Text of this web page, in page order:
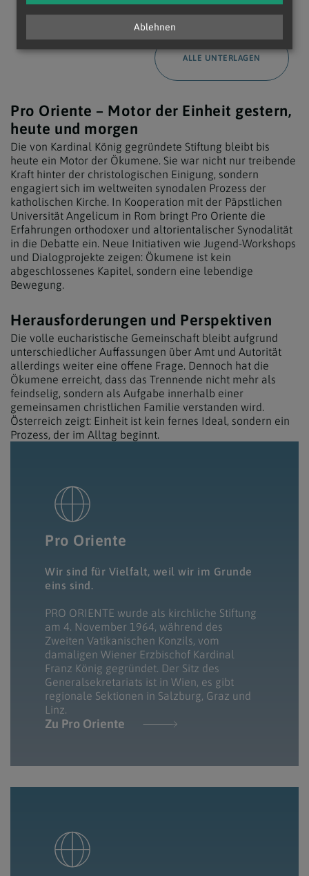
(Weltkirchenrat, WKR)
veröffentlicht.
ALLE UNTERLAGEN
Pro Oriente – Motor der Einheit gestern,
heute und morgen
Die von Kardinal König gegründete Stiftung bleibt bis
heute ein Motor der Ökumene. Sie war nicht nur treibende
Kraft hinter der christologischen Einigung, sondern
engagiert sich im weltweiten synodalen Prozess der
katholischen Kirche. In Kooperation mit der Päpstlichen
Universität Angelicum in Rom bringt Pro Oriente die
Erfahrungen orthodoxer und altorientalischer Synodalität
in die Debatte ein. Neue Initiativen wie Jugend-Workshops
und Dialogprojekte zeigen: Ökumene ist kein
abgeschlossenes Kapitel, sondern eine lebendige
Bewegung.
Herausforderungen und Perspektiven
Die volle eucharistische Gemeinschaft bleibt aufgrund
unterschiedlicher Auffassungen über Amt und Autorität
allerdings weiter eine offene Frage. Dennoch hat die
Ökumene erreicht, dass das Trennende nicht mehr als
feindselig, sondern als Aufgabe innerhalb einer
gemeinsamen christlichen Familie verstanden wird.
Österreich zeigt: Einheit ist kein fernes Ideal, sondern ein
Prozess, der im Alltag beginnt.
Pro Oriente
Wir sind für Vielfalt, weil wir im Grunde
eins sind.
PRO ORIENTE wurde als kirchliche Stiftung
am 4. November 1964, während des
Zweiten Vatikanischen Konzils, vom
damaligen Wiener Erzbischof Kardinal
Franz König gegründet. Der Sitz des
Generalsekretariats ist in Wien, es gibt
regionale Sektionen in Salzburg, Graz und
Linz.
Zu Pro Oriente
Ablehnen